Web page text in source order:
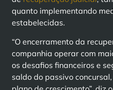
quanto implementando
estabelecidas.
“O encerramento da
companhia operar com
os desafios financeiros e
saldo do passivo